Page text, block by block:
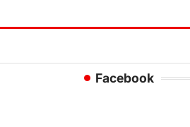
Facebook